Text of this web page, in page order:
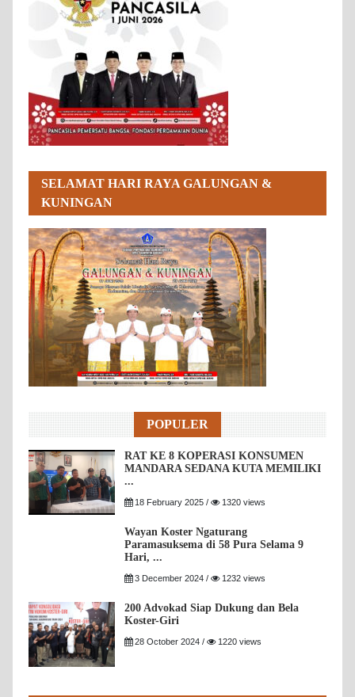
SELAMAT HARI RAYA GALUNGAN &
KUNINGAN
POPULER
RAT KE 8 KOPERASI KONSUMEN
MANDARA SEDANA KUTA MEMILIKI
...
18 February 2025 / 1320 views
Wayan Koster Ngaturang
Paramasuksema di 58 Pura Selama 9
Hari, ...
3 December 2024 / 1232 views
200 Advokad Siap Dukung dan Bela
Koster-Giri
28 October 2024 / 1220 views